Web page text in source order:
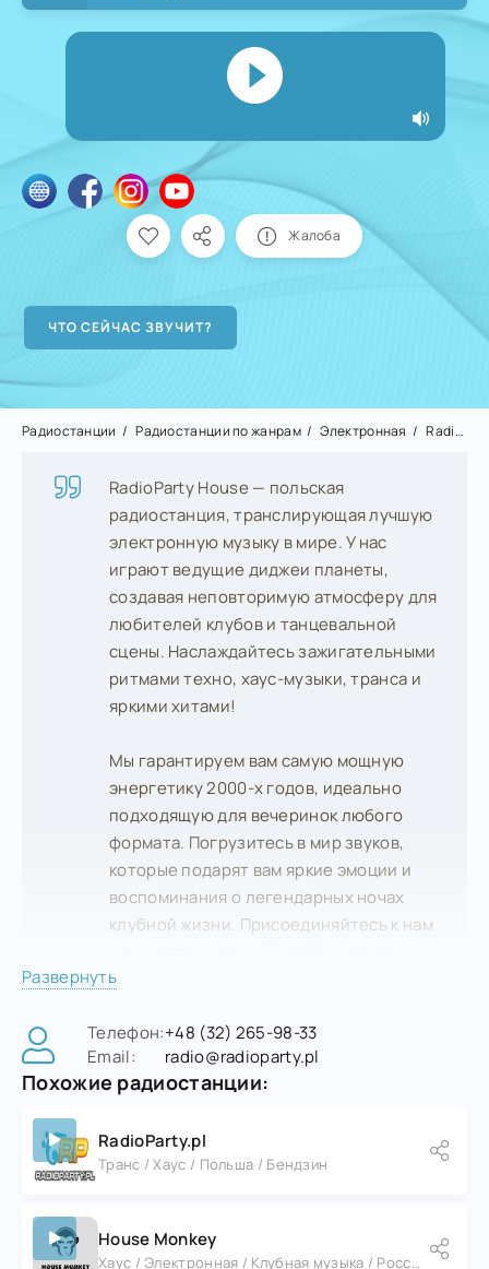
Жалоба
Радиостанции Радиостанции по жанрам Электронная RadioParty House
RadioParty House — польская
радиостанция, транслирующая лучшую
электронную музыку в мире. У нас
играют ведущие диджеи планеты,
создавая неповторимую атмосферу для
любителей клубов и танцевальной
сцены. Наслаждайтесь зажигательными
ритмами техно, хаус-музыки, транса и
яркими хитами!
Мы гарантируем вам самую мощную
энергетику 2000-х годов, идеально
подходящую для вечеринок любого
формата. Погрузитесь в мир звуков,
которые подарят вам яркие эмоции и
воспоминания о легендарных ночах
клубной жизни. Присоединяйтесь к нам
RadioParty House!
Развернуть
Телефон:+48 (32) 265-98-33
Email:
radio@radioparty.pl
Похожие радиостанции:
RadioParty.pl
Транс / Хаус / Польша / Бендзин
House Monkey